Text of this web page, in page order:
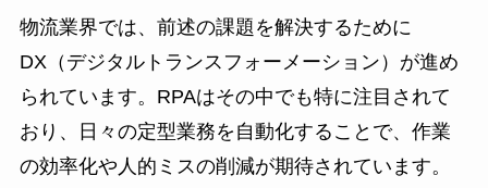
物流業界では、前述の課題を解決するために
DX（デジタルトランスフォーメーション）が進め
られています。RPAはその中でも特に注目されて
おり、日々の定型業務を自動化することで、作業
の効率化や人的ミスの削減が期待されています。